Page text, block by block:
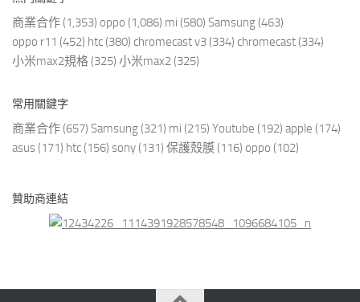
商業合作 (1,353) oppo (1,086) mi (580) Samsung (463)
oppo r11 (452) htc (380) chromecast v3 (334) chromecast (334)
小米max2規格 (325) 小米max2 (325)
常用關鍵字
商業合作 (657) Samsung (321) mi (215) Youtube (192) apple (174)
asus (171) htc (156) sony (131) 保護殼膜 (116) oppo (102)
贊助商連結